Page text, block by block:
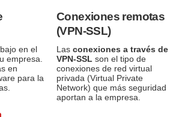
en el
empresa.
en
para la
Conexiones remotas
(VPN-SSL)
Las conexiones a través de
VPN-SSL son el tipo de
conexiones de red virtual
privada (Virtual Private
Network) que más seguridad
aportan a la empresa.